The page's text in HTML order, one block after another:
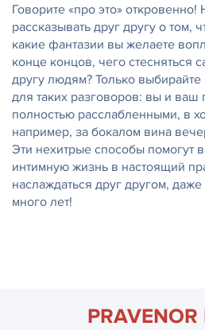
Говорите «про это» откровенно!
рассказывать друг другу о том,
какие фантазии вы желаете
конце концов, чего стесняться
другу людям? Только
для таких разговоров: вы и
полностью расслабленными, в
например, за бокалом вина
Эти нехитрые способы помогут
интимную жизнь в настоящий
наслаждаться друг другом,
много лет!
PRAVENOR